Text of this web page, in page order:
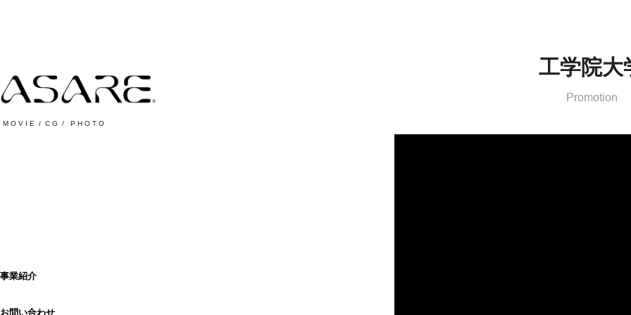
M O V I E  /  C G  /   P H O T O
事業紹介
お問い合わせ
工学院大
Promotion